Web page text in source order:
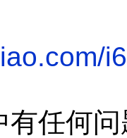
有任何